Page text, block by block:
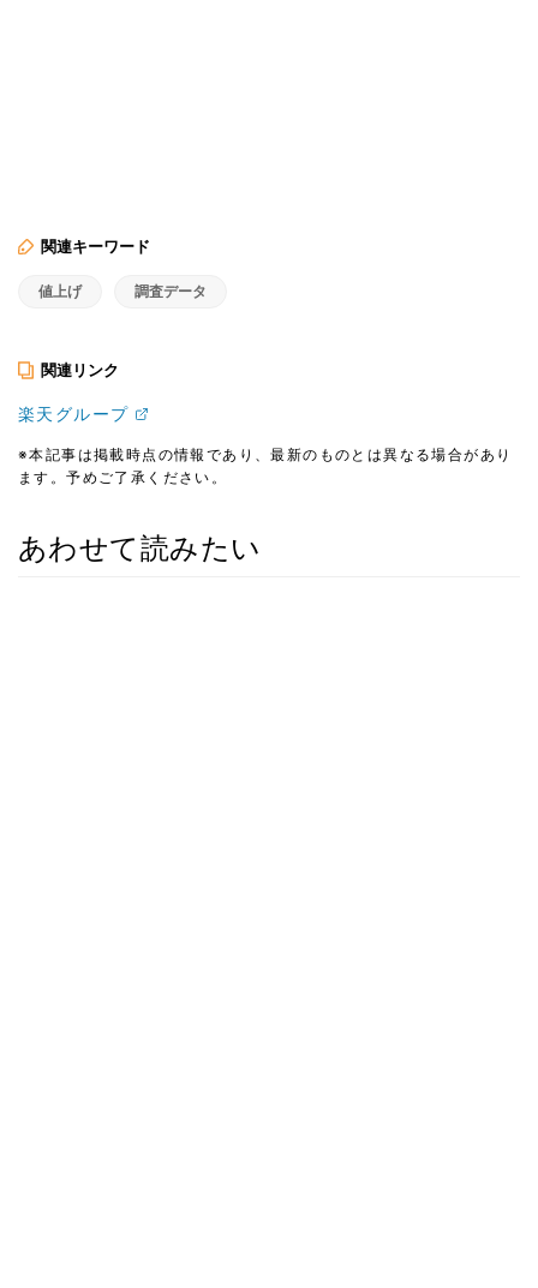
関連キーワード
値上げ 調査データ
関連リンク
楽天グループ
※本記事は掲載時点の情報であり、最新のものとは異なる場合があり
ます。予めご了承ください。
あわせて読みたい